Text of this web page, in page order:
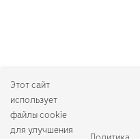
Этот сайт
использует
файлы cookie
для улучшения